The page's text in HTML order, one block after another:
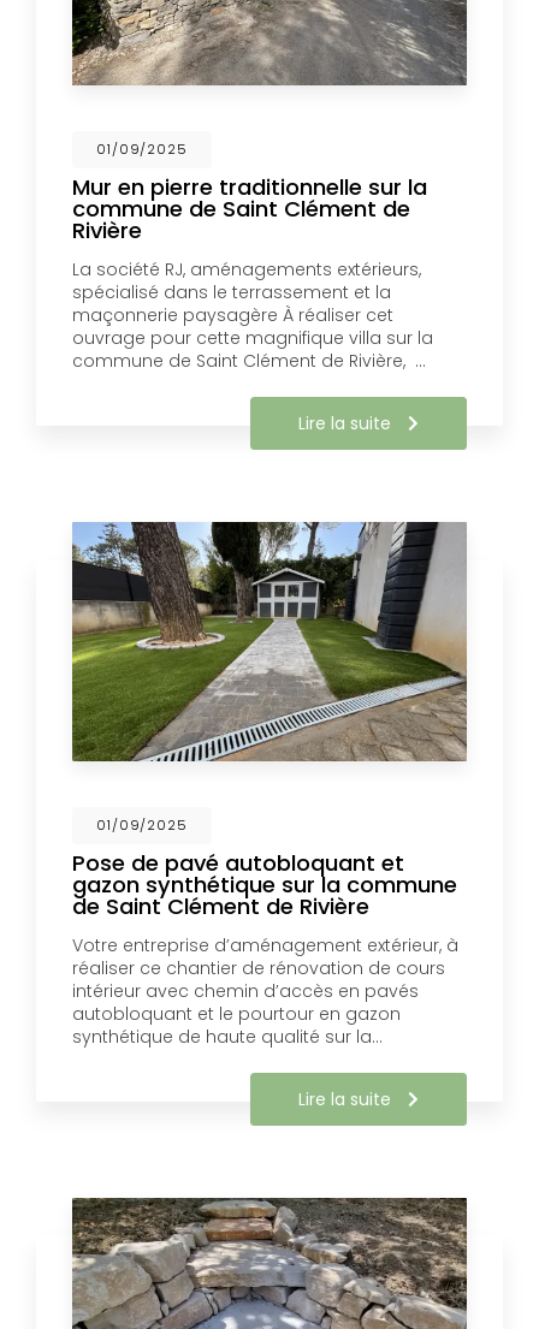
01/09/2025
Mur en pierre traditionnelle sur la
commune de Saint Clément de
Rivière
La société RJ, aménagements extérieurs,
spécialisé dans le terrassement et la
maçonnerie paysagère À réaliser cet
ouvrage pour cette magnifique villa sur la
commune de Saint Clément de Rivière, …
Lire la suite
01/09/2025
Pose de pavé autobloquant et
gazon synthétique sur la commune
de Saint Clément de Rivière
Votre entreprise d’aménagement extérieur, à
réaliser ce chantier de rénovation de cours
intérieur avec chemin d’accès en pavés
autobloquant et le pourtour en gazon
synthétique de haute qualité sur la…
Lire la suite